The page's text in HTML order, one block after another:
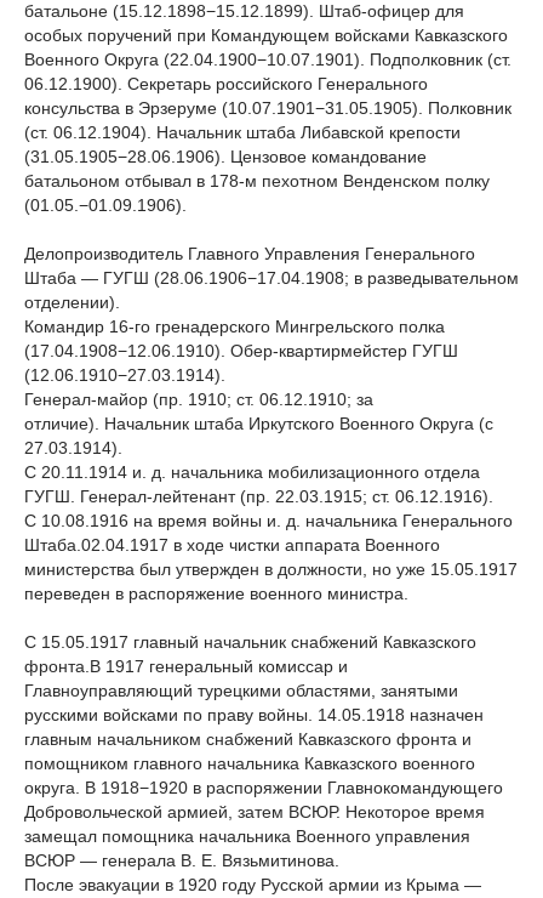
батальоне (15.12.1898−15.12.1899). Штаб-офицер для
особых поручений при Командующем войсками Кавказского
Военного Округа (22.04.1900−10.07.1901). Подполковник (ст.
06.12.1900). Секретарь российского Генерального
консульства в Эрзеруме (10.07.1901−31.05.1905). Полковник
(ст. 06.12.1904). Начальник штаба Либавской крепости
(31.05.1905−28.06.1906). Цензовое командование
батальоном отбывал в 178-м пехотном Венденском полку
(01.05.−01.09.1906).
Делопроизводитель Главного Управления Генерального
Штаба — ГУГШ (28.06.1906−17.04.1908; в разведывательном
отделении).
Командир 16-го гренадерского Мингрельского полка
(17.04.1908−12.06.1910). Обер-квартирмейстер ГУГШ
(12.06.1910−27.03.1914).
Генерал-майор (пр. 1910; ст. 06.12.1910; за
отличие). Начальник штаба Иркутского Военного Округа (с
27.03.1914).
С 20.11.1914 и. д. начальника мобилизационного отдела
ГУГШ. Генерал-лейтенант (пр. 22.03.1915; ст. 06.12.1916).
С 10.08.1916 на время войны и. д. начальника Генерального
Штаба.02.04.1917 в ходе чистки аппарата Военного
министерства был утвержден в должности, но уже 15.05.1917
переведен в распоряжение военного министра.
С 15.05.1917 главный начальник снабжений Кавказского
фронта.В 1917 генеральный комиссар и
Главноуправляющий турецкими областями, занятыми
русскими войсками по праву войны. 14.05.1918 назначен
главным начальником снабжений Кавказского фронта и
помощником главного начальника Кавказского военного
округа. В 1918−1920 в распоряжении Главнокомандующего
Добровольческой армией, затем ВСЮР. Некоторое время
замещал помощника начальника Военного управления
ВСЮР — генерала В. Е. Вязьмитинова.
После эвакуации в 1920 году Русской армии из Крыма —